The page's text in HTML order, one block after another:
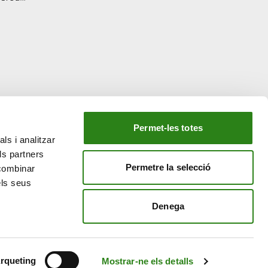
i analitzar
partners
seus
Mostrar-ne els detalls
Permet-les totes
Permetre la selecció
Denega
EL NOSTRE GRUP
Creand Wealth Management EE. UU.